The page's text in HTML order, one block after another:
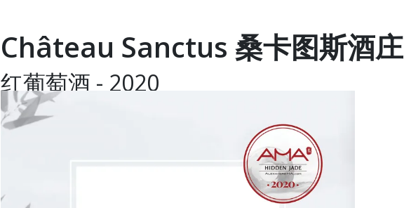
Château Sanctus 桑卡图斯酒庄
红葡萄酒 - 2020